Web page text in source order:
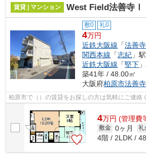
賃貸 | マンション West Field法善寺Ⅰ
敷0 礼0
4万円
近鉄大阪線 「法善寺
関西本線 「志紀 」
近鉄大阪線 「堅下
築41年 / 48.00㎡
大阪府柏原市法善寺
柏原市で（）の賃貸をお探しの方は気軽にご連絡
4万円 (管理費
敷金 0ヶ月 礼
4階 / 2LDK /